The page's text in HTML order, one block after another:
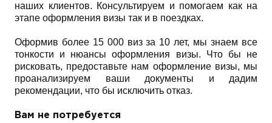
наших клиентов. Консультируем и помогаем как на
этапе оформления визы так и в поездках.
Оформив более 15 000 виз за 10 лет, мы знаем все
тонкости и нюансы оформления визы. Что бы не
рисковать, предоставьте нам оформление визы, мы
проанализируем ваши документы и дадим
рекомендации, что бы исключить отказ.
Вам не потребуется